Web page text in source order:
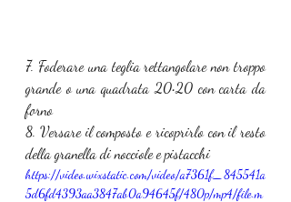
7. Foderare una teglia rettangolare non troppo
grande o una quadrata 20•20 con carta da
forno
8. Versare il composto e ricoprirlo con il resto
della granella di nocciole e pistacchi
https://video.wixstatic.com/video/a7361f_845541a
5d6fd4393aa3847ab0a94645f/480p/mp4/file.m